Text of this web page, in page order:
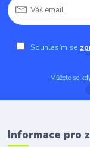
Souhlasím se
Můžete se
Informace pro